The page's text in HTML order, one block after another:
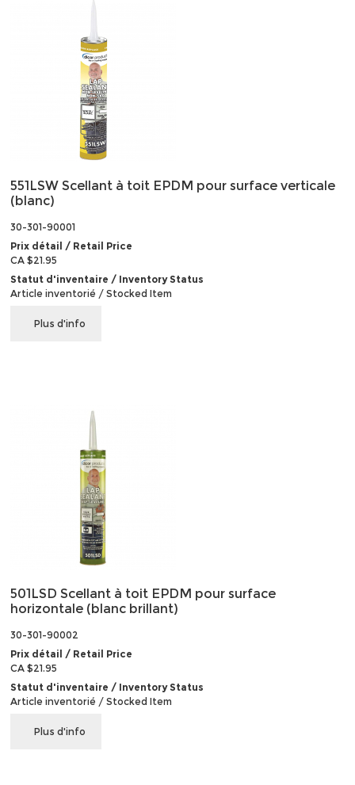
551LSW Scellant à toit EPDM pour surface verticale
(blanc)
30-301-90001
Prix détail / Retail Price
CA $21.95
Statut d'inventaire / Inventory Status
Article inventorié / Stocked Item
Plus d'info
501LSD Scellant à toit EPDM pour surface
horizontale (blanc brillant)
30-301-90002
Prix détail / Retail Price
CA $21.95
Statut d'inventaire / Inventory Status
Article inventorié / Stocked Item
Plus d'info